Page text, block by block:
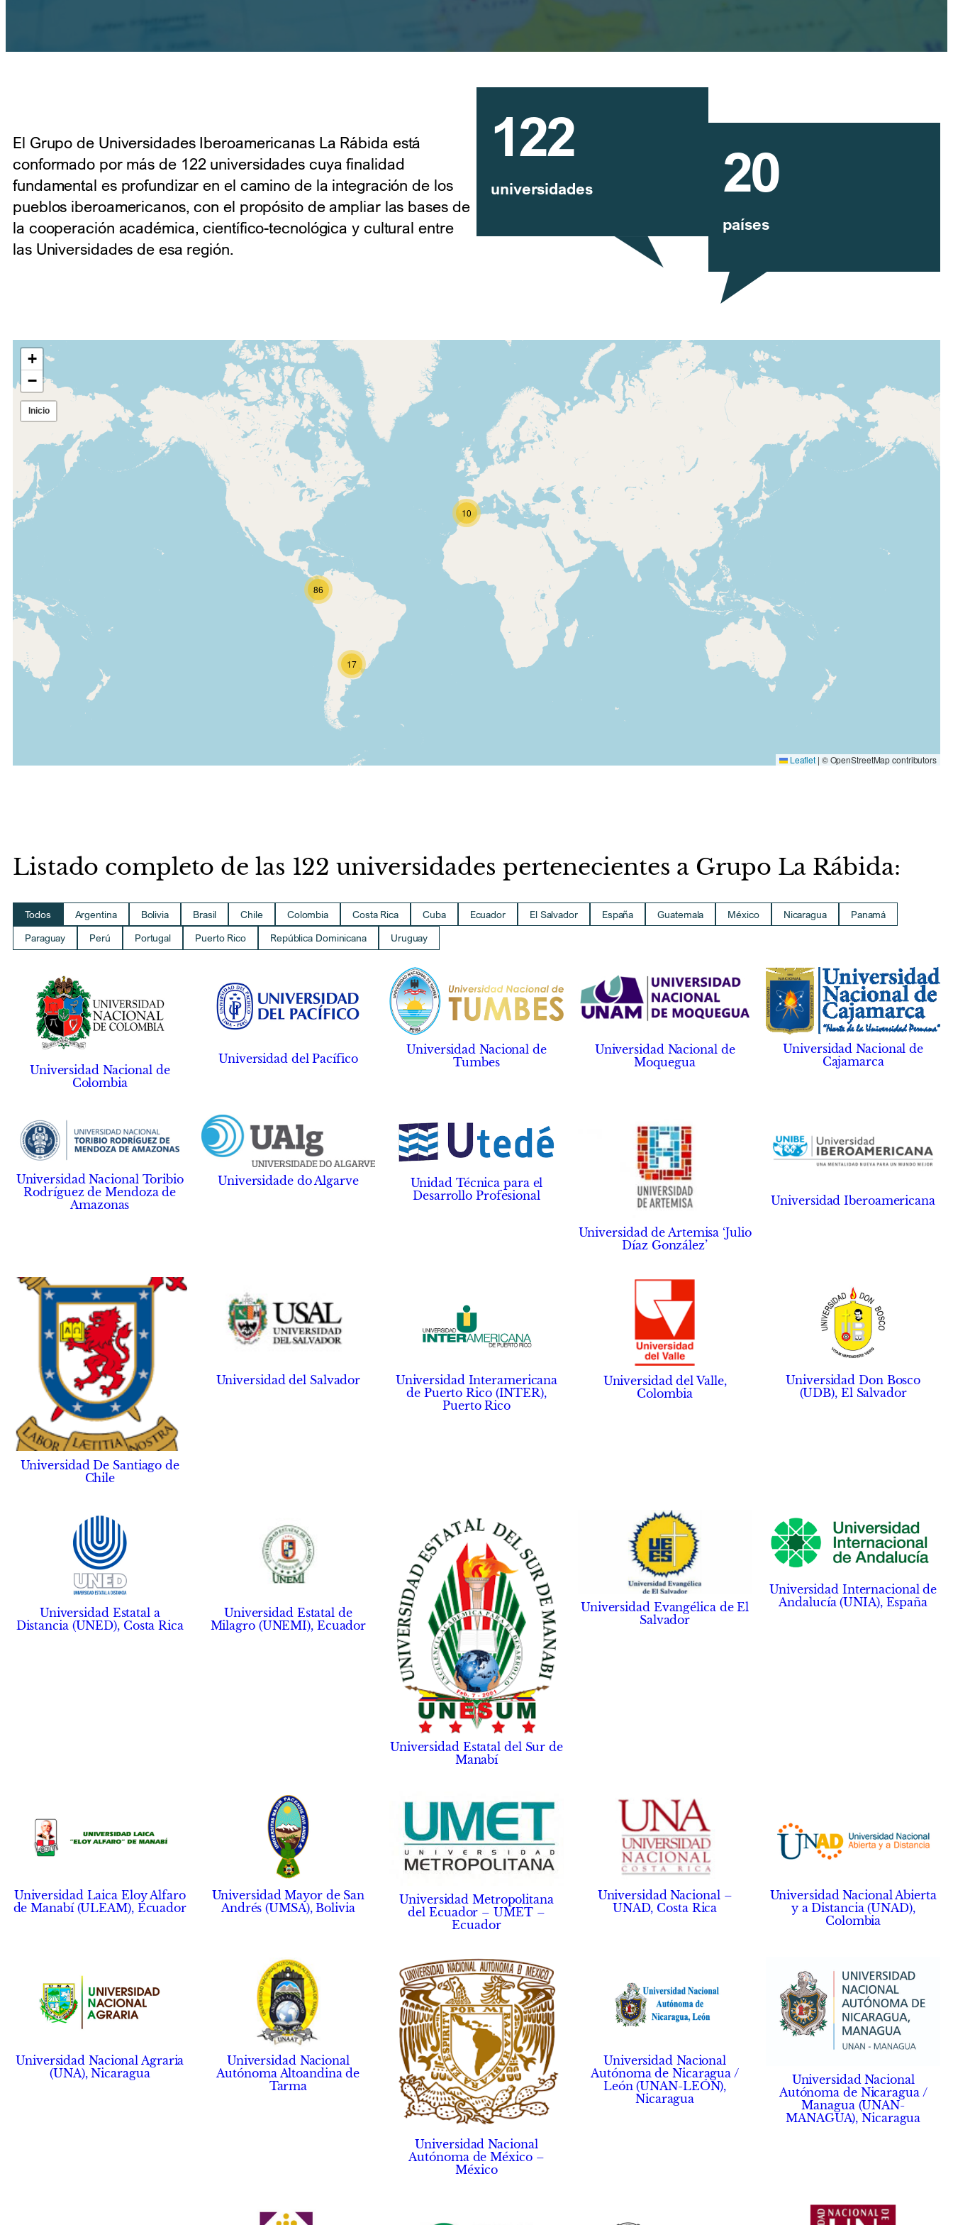
El Grupo de Universidades Iberoamericanas La Rábida está
conformado por más de 122 universidades cuya finalidad
fundamental es profundizar en el camino de la integración de los
pueblos iberoamericanos, con el propósito de ampliar las bases de
la cooperación académica, científico-tecnológica y cultural entre
las Universidades de esa región.
122
universidades 20
países
10
17
86
+
−
Inicio
Leaflet | © OpenStreetMap contributors
Expandir mapa
Listado completo de las 122 universidades pertenecientes a Grupo La Rábida:
Todos Argentina Bolivia Brasil Chile Colombia Costa Rica Cuba Ecuador El Salvador España Guatemala México Nicaragua
Panamá
Paraguay
Perú Portugal Puerto Rico República Dominicana Uruguay
Universidad Nacional de
Colombia
Universidad del Pacífico
Universidad Nacional de
Tumbes
Universidad Nacional de
Moquegua
Universidad Nacional de
Cajamarca
Universidad Nacional Toribio
Rodríguez de Mendoza de
Amazonas
Universidade do Algarve
Unidad Técnica para el
Desarrollo Profesional
Universidad de Artemisa ‘Julio
Díaz González’
Universidad Iberoamericana
Universidad De Santiago de
Chile
Universidad del Salvador
Universidad Interamericana
de Puerto Rico (INTER),
Puerto Rico
Universidad del Valle,
Colombia
Universidad Don Bosco
(UDB), El Salvador
Universidad Estatal a
Distancia (UNED), Costa Rica
Universidad Estatal de
Milagro (UNEMI), Ecuador
Universidad Estatal del Sur de
Manabí
Universidad Evangélica de El
Salvador
Universidad Internacional de
Andalucía (UNIA), España
Universidad Laica Eloy Alfaro
de Manabí (ULEAM), Ecuador
Universidad Mayor de San
Andrés (UMSA), Bolivia
Universidad Metropolitana
del Ecuador – UMET –
Ecuador
Universidad Nacional –
UNAD, Costa Rica
Universidad Nacional Abierta
y a Distancia (UNAD),
Colombia
Universidad Nacional Agraria
(UNA), Nicaragua
Universidad Nacional
Autónoma Altoandina de
Tarma
Universidad Nacional
Autónoma de México –
México
Universidad Nacional
Autónoma de Nicaragua /
León (UNAN-LEÓN),
Nicaragua
Universidad Nacional
Autónoma de Nicaragua /
Managua (UNAN-
MANAGUA), Nicaragua